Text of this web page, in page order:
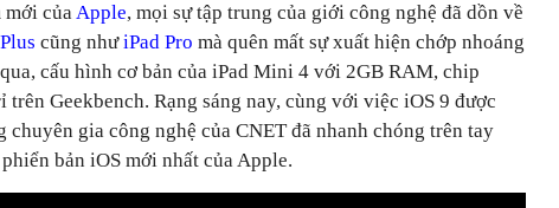
mới củaApple, mọi sự tập trung của giới công nghệ đã dồn về
cũng nhưiPad Pro mà quên mất sự xuất hiện chớp nhoáng
cấu hình cơ bản của iPad Mini 4 với 2GB RAM, chip
Geekbench. Rạng sáng nay, cùng với việc iOS 9 được
chuyên gia công nghệ của CNET đã nhanh chóng trên tay
bản iOS mới nhất của Apple.